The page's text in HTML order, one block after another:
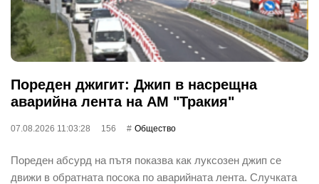
Пореден джигит: Джип в насрещна
аварийна лента на АМ "Тракия"
07.08.2026 11:03:28 156 Общество
Пореден абсурд на пътя показва как луксозен джип се
движи в обратната посока по аварийната лента. Случката